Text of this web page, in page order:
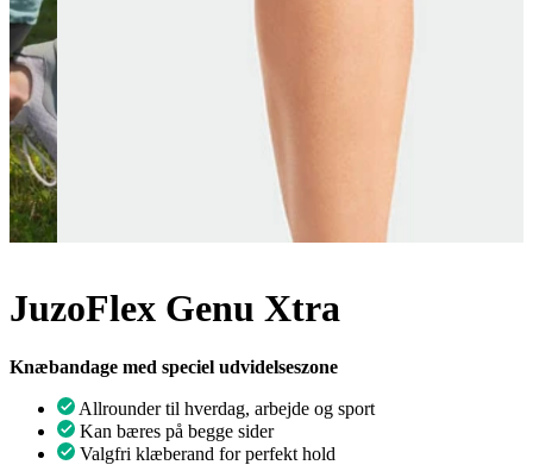
JuzoFlex Genu Xtra
Knæbandage med speciel udvidelseszone
Allrounder til hverdag, arbejde og sport
Kan bæres på begge sider
Valgfri klæberand for perfekt hold